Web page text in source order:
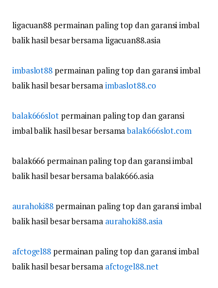
ligacuan88 permainan paling top dan garansi imbal
balik hasil besar bersama ligacuan88.asia
imbaslot88 permainan paling top dan garansi imbal
balik hasil besar bersama imbaslot88.co
balak666slotpermainan paling top dan garansi
imbal balik hasil besar bersamabalak666slot.com
balak666 permainan paling top dan garansi imbal
balik hasil besar bersama balak666.asia
aurahoki88 permainan paling top dan garansi imbal
balik hasil besar bersama aurahoki88.asia
afctogel88 permainan paling top dan garansi imbal
balik hasil besar bersama afctogel88.net